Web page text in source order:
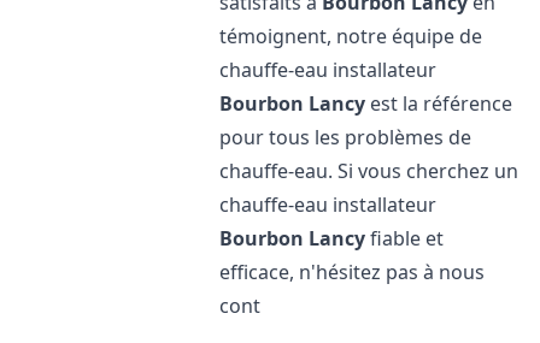
témoignent, notre équipe de
chauffe-eau installateur
Bourbon Lancy est la référence
pour tous les problèmes de
chauffe-eau. Si vous cherchez un
chauffe-eau installateur
Bourbon Lancyfiable et
efficace, n'hésitez pas à nous
cont